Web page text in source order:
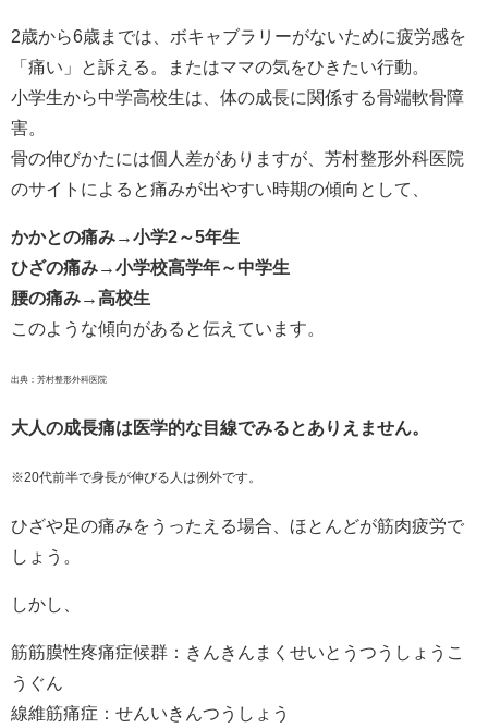
2歳から6歳までは、ボキャブラリーがないために疲労感を
「痛い」と訴える。またはママの気をひきたい行動。
小学生から中学高校生は、体の成長に関係する骨端軟骨障
害。
骨の伸びかたには個人差がありますが、芳村整形外科医院
のサイトによると痛みが出やすい時期の傾向として、
かかとの痛み→小学2～5年生
ひざの痛み→小学校高学年～中学生
腰の痛み→高校生
このような傾向があると伝えています。
出典：芳村整形外科医院
大人の成長痛は医学的な目線でみるとありえません。
※20代前半で身長が伸びる人は例外です。
ひざや足の痛みをうったえる場合、ほとんどが筋肉疲労で
しょう。
しかし、
筋筋膜性疼痛症候群：きんきんまくせいとうつうしょうこ
うぐん
線維筋痛症：せんいきんつうしょう